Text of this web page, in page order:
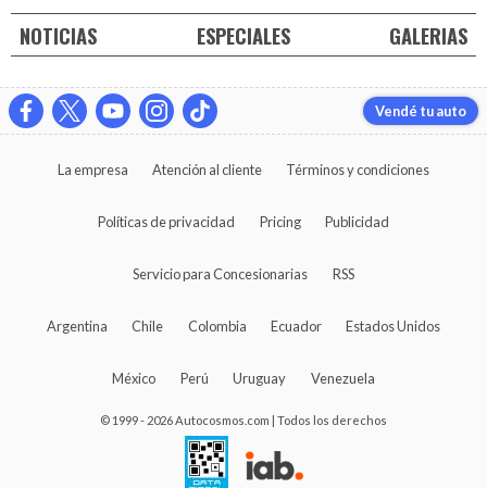
NOTICIAS ESPECIALES GALERIAS
Vendé tu auto
La empresa Atención al cliente Términos y condiciones
Políticas de privacidad Pricing Publicidad
Servicio para Concesionarias RSS
Argentina Chile Colombia Ecuador Estados Unidos
México Perú Uruguay Venezuela
© 1999 - 2026 Autocosmos.com | Todos los derechos